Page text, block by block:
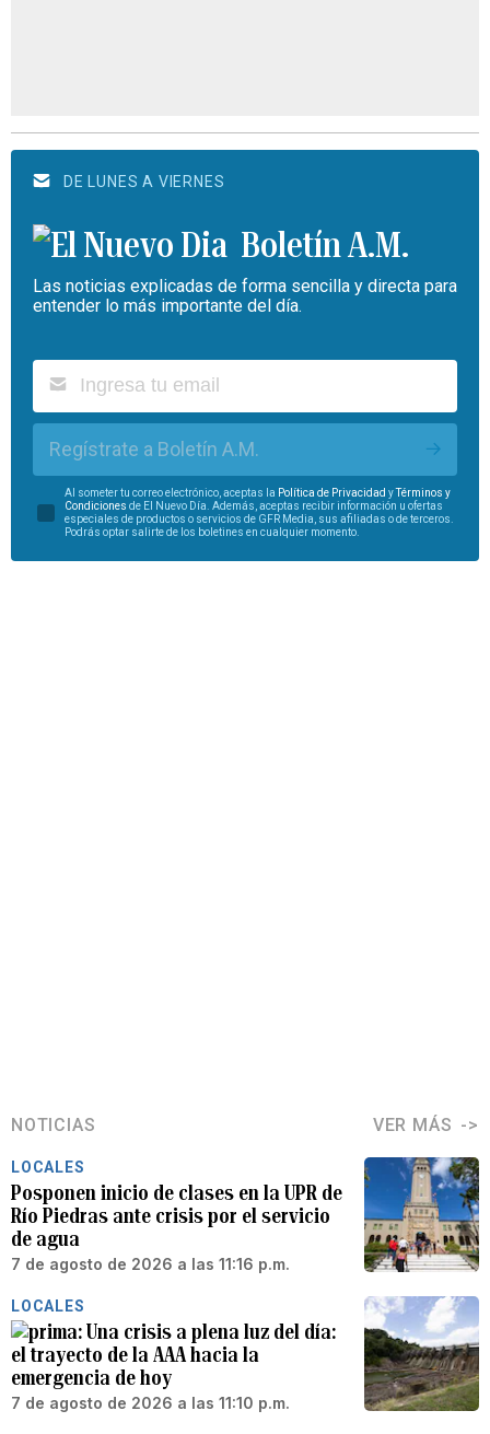
DE LUNES A VIERNES
Boletín A.M.
Las noticias explicadas de forma sencilla y directa para
entender lo más importante del día.
Regístrate a Boletín A.M.
Al someter tu correo electrónico, aceptas la Política de Privacidad yTérminos y
Condiciones de El Nuevo Día. Además, aceptas recibir información u ofertas
especiales de productos o servicios de GFR Media, sus afiliadas o de terceros.
Podrás optar salirte de los boletines en cualquier momento.
NOTICIAS VER MÁS
LOCALES
Posponen inicio de clases en la UPR de
Río Piedras ante crisis por el servicio
de agua
7 de agosto de 2026 a las 11:16 p.m.
LOCALES
Una crisis a plena luz del día:
el trayecto de la AAA hacia la
emergencia de hoy
7 de agosto de 2026 a las 11:10 p.m.